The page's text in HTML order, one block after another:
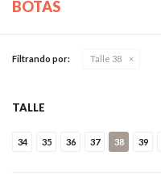
BOTAS
Filtrando por: Talle 38
TALLE
34 35 36 37 38 39